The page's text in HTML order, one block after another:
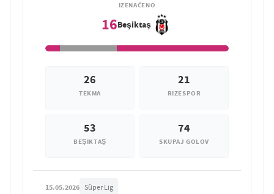
IZENAČENO
16Beşiktaş
26
TEKMA
21
RIZESPOR
53
BEŞIKTAŞ
74
SKUPAJ GOLOV
15.05.2026 Süper Lig